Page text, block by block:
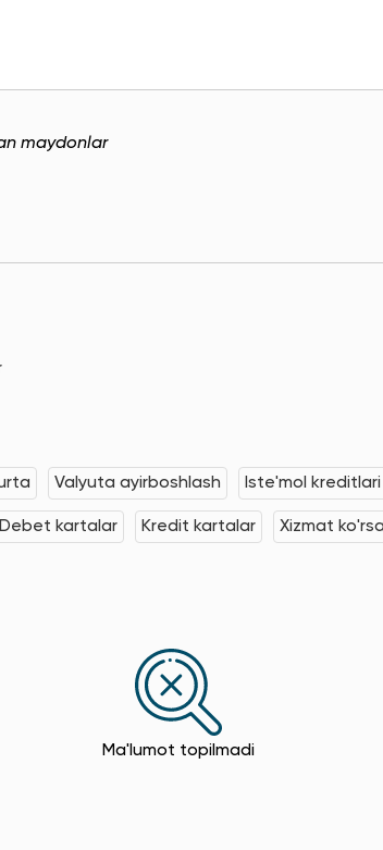
maydonlar
Valyuta ayirboshlash Iste'mol kreditlari
Debet kartalar Kredit kartalar Xizmat
Ma'lumot topilmadi